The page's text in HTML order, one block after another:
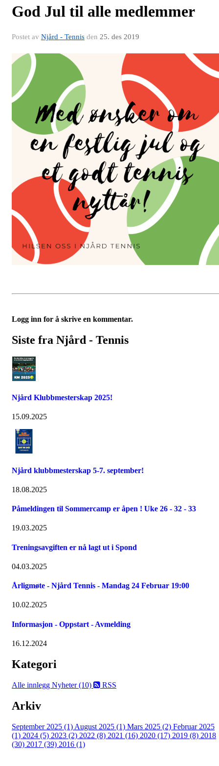
God Jul til alle medlemmer
Postet av Njård - Tennis den 25. des 2019
Logg inn for å skrive en kommentar.
Siste fra Njård - Tennis
Njård Klubbmesterskap 2025!
15.09.2025
Njård klubbmesterskap 5-7. september!
18.08.2025
Påmeldingen til Sommercamp er åpen ! Uke 26 - 32 - 33
19.03.2025
Treningsavgiften er nå lagt ut i Spond
04.03.2025
Årligmøte - Njård Tennis - Mandag 24 Februar 19:00
10.02.2025
Informasjon - Oppstart - Avmelding
16.12.2024
Kategori
Alle innlegg Nyheter (10) RSS
Arkiv
September 2025 (1) August 2025 (1) Mars 2025 (2) Februar 2025
(1) 2024 (5) 2023 (2) 2022 (8) 2021 (16) 2020 (17) 2019 (8) 2018
(30) 2017 (39) 2016 (1)